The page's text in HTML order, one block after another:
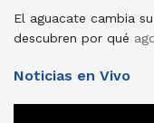
El aguacate cambia
descubren por qué
Noticias en Vivo